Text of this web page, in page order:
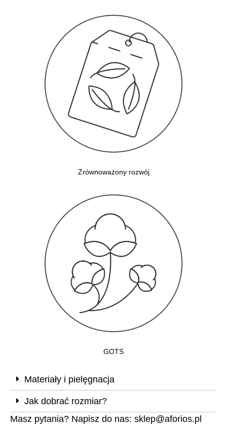
Zrównoważony rozwój
GOTS
Materiały i pielęgnacja
Jak dobrać rozmiar?
Masz pytania? Napisz do nas: sklep@aforios.pl